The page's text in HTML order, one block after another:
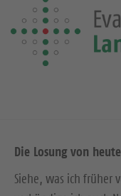
Die Losung von heute
Siehe, was ich früher